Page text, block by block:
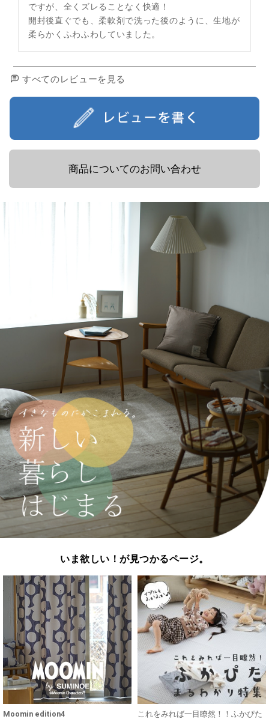
ですが、全くズレることなく快適！
開封後直ぐでも、柔軟剤で洗った後のように、生地が
柔らかくふわふわしていました。
すべてのレビューを見る
商品についてのお問い合わせ
いま欲しい！が見つかるページ。
Moomin edition4
これをみれば一目瞭然！！ふかぴた